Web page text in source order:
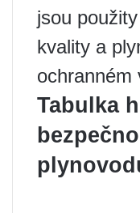
jsou
kvality a
ochranném
Tabulka